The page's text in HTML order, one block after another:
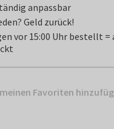
anpassbar
Geld zurück!
vor 15:00 Uhr bestellt =
Favoriten